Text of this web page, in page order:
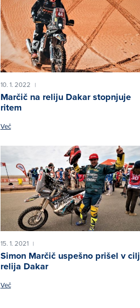
10. 1. 2022 |
Marčič na reliju Dakar stopnjuje
ritem
Več
15. 1. 2021 |
Simon Marčič uspešno prišel v cilj
relija Dakar
Več